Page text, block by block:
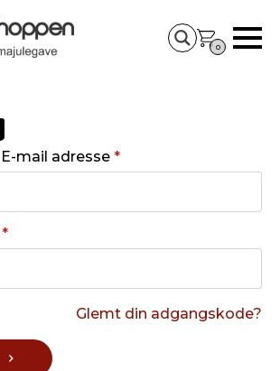
0
mail adresse *
*
Glemt din adgangskode?